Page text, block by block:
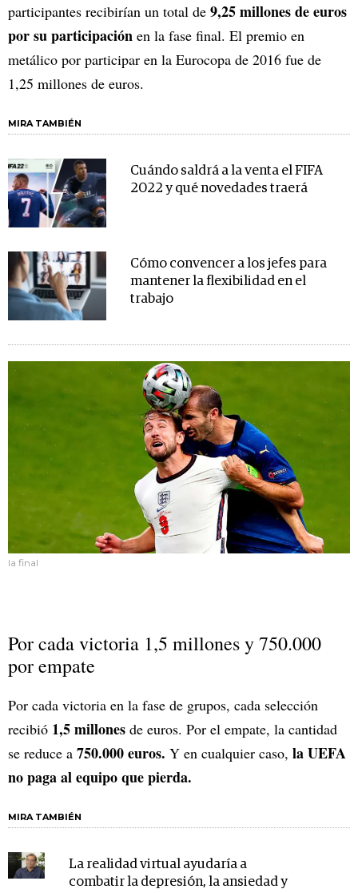
participantes recibirían un total de 9,25 millones de euros
por su participación en la fase final. El premio en
metálico por participar en la Eurocopa de 2016 fue de
1,25 millones de euros.
MIRA TAMBIÉN
Cuándo saldrá a la venta el FIFA
2022 y qué novedades traerá
Cómo convencer a los jefes para
mantener la flexibilidad en el
trabajo
la final
Por cada victoria 1,5 millones y 750.000
por empate
Por cada victoria en la fase de grupos, cada selección
recibió 1,5 millones de euros. Por el empate, la cantidad
se reduce a 750.000 euros. Y en cualquier caso, la UEFA
no paga al equipo que pierda.
MIRA TAMBIÉN
La realidad virtual ayudaría a
combatir la depresión, la ansiedad y